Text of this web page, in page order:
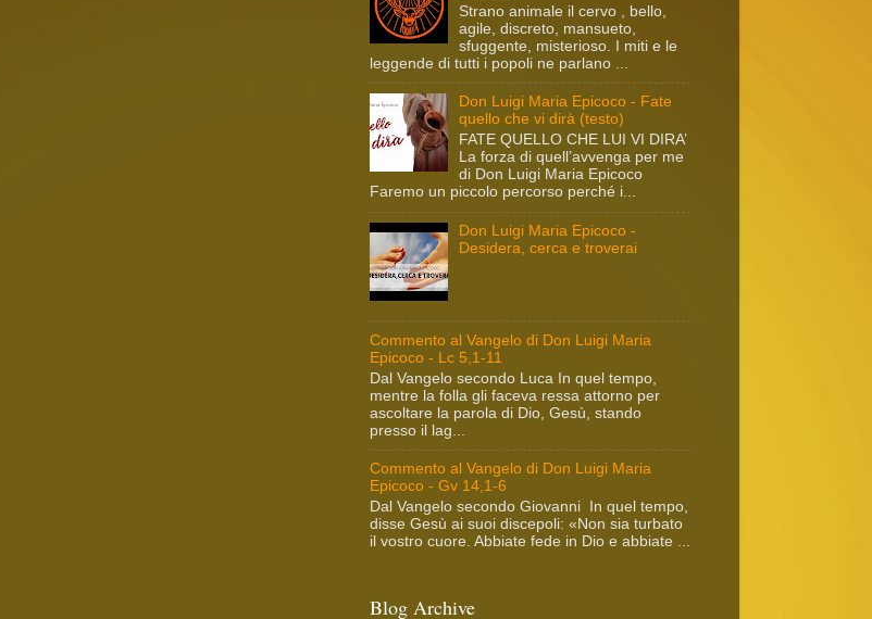
Strano animale il cervo , bello,
agile, discreto, mansueto,
sfuggente, misterioso. I miti e le
leggende di tutti i popoli ne parlano ...
Don Luigi Maria Epicoco - Fate
quello che vi dirà (testo)
FATE QUELLO CHE LUI VI DIRA’
La forza di quell’avvenga per me
di Don Luigi Maria Epicoco
Faremo un piccolo percorso perché i...
Don Luigi Maria Epicoco -
Desidera, cerca e troverai
Commento al Vangelo di Don Luigi Maria
Epicoco - Lc 5,1-11
Dal Vangelo secondo Luca In quel tempo,
mentre la folla gli faceva ressa attorno per
ascoltare la parola di Dio, Gesù, stando
presso il lag...
Commento al Vangelo di Don Luigi Maria
Epicoco - Gv 14,1-6
Dal Vangelo secondo Giovanni In quel tempo,
disse Gesù ai suoi discepoli: «Non sia turbato
il vostro cuore. Abbiate fede in Dio e abbiate ...
Blog Archive